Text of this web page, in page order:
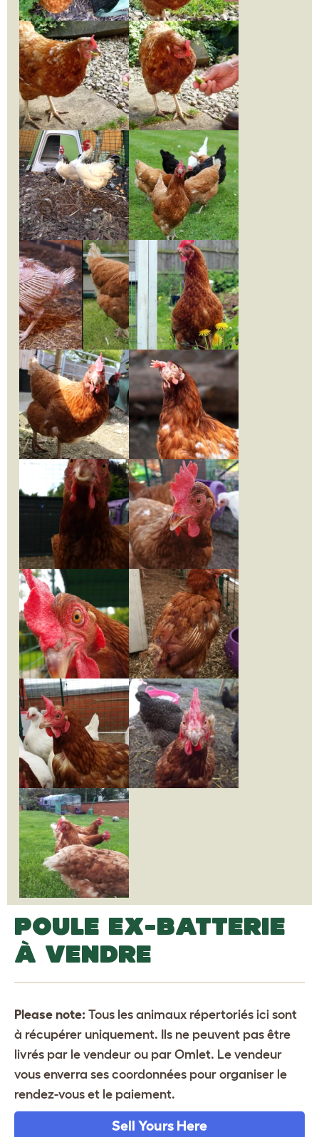
POULE EX-BATTERIE
À VENDRE
Please note: Tous les animaux répertoriés ici sont
à récupérer uniquement. Ils ne peuvent pas être
livrés par le vendeur ou par Omlet. Le vendeur
vous enverra ses coordonnées pour organiser le
rendez-vous et le paiement.
Sell Yours Here